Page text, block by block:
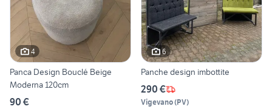
4
Panca Design Bouclé Beige
Moderna 120cm
90 €
6
Panche design imbottite
290 €
Vigevano(PV)